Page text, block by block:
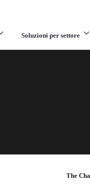
Soluzioni per settore
The